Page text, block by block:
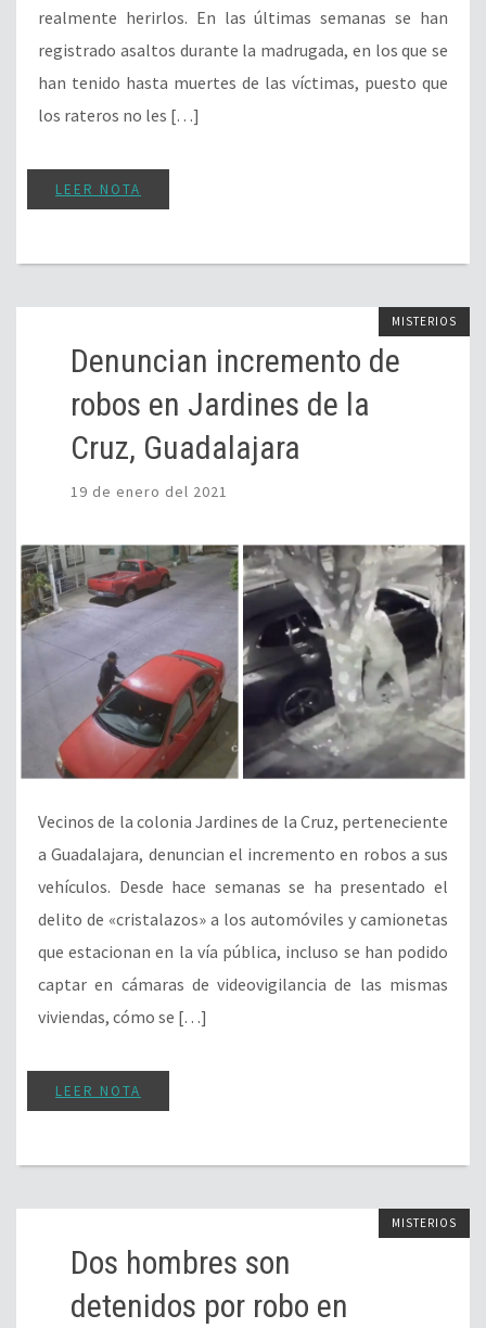
realmente herirlos. En las últimas semanas se han
registrado asaltos durante la madrugada, en los que se
han tenido hasta muertes de las víctimas, puesto que
los rateros no les […]
LEER NOTA
MISTERIOS
Denuncian incremento de
robos en Jardines de la
Cruz, Guadalajara
19 de enero del 2021
Vecinos de la colonia Jardines de la Cruz, perteneciente
a Guadalajara, denuncian el incremento en robos a sus
vehículos. Desde hace semanas se ha presentado el
delito de «cristalazos» a los automóviles y camionetas
que estacionan en la vía pública, incluso se han podido
captar en cámaras de videovigilancia de las mismas
viviendas, cómo se […]
LEER NOTA
MISTERIOS
Dos hombres son
detenidos por robo en